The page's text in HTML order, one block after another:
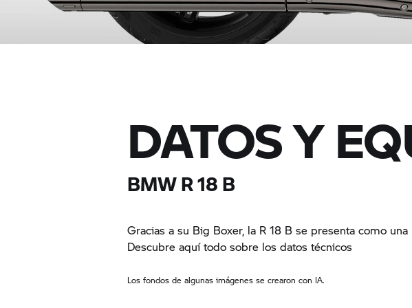
DATOS Y
BMW R 18 B
Gracias a su Big Boxer, la R 18 B se presenta como
Descubre aquí todo sobre los datos técnicos
Los fondos de algunas imágenes se crearon con IA.